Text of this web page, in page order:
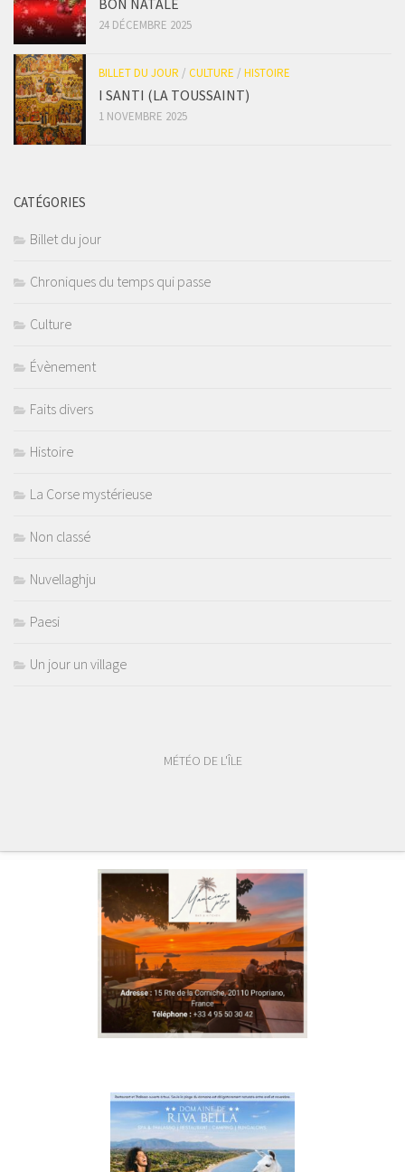
BON NATALE
24 DÉCEMBRE 2025
BILLET DU JOUR / CULTURE / HISTOIRE
I SANTI (LA TOUSSAINT)
1 NOVEMBRE 2025
CATÉGORIES
Billet du jour
Chroniques du temps qui passe
Culture
Évènement
Faits divers
Histoire
La Corse mystérieuse
Non classé
Nuvellaghju
Paesi
Un jour un village
MÉTÉO DE L'ÎLE